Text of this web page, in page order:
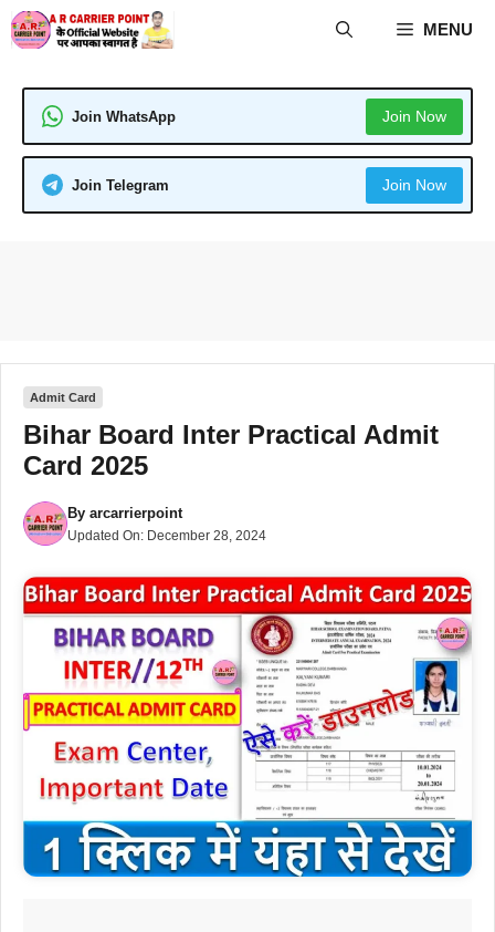
Skip
to
MENU
Join WhatsApp Join Now
Join Telegram Join Now
Admit Card
Bihar Board Inter Practical Admit
Card 2025
By arcarrierpoint
Updated On: December 28, 2024